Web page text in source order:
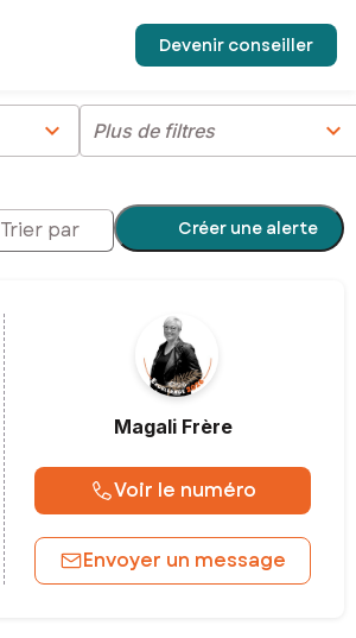
Devenir conseiller
chevron_right Plus de filtres chevron_right
Trier par Créer une alerte
Magali Frère
Voir le numéro
Envoyer un message